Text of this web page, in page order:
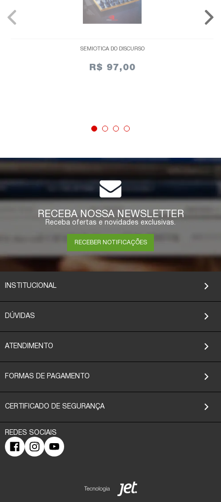
SEMIÓTICA DO DISCURSO
R$ 97,00
ESGOTADO
RECEBA NOSSA NEWSLETTER
Receba ofertas e novidades exclusivas.
RECEBER NOTIFICAÇÕES
INSTITUCIONAL
DÚVIDAS
ATENDIMENTO
FORMAS DE PAGAMENTO
CERTIFICADO DE SEGURANÇA